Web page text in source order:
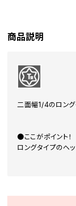
商品説明
二面幅1/4のロング
●ここがポイント！
ロングタイプのヘッ